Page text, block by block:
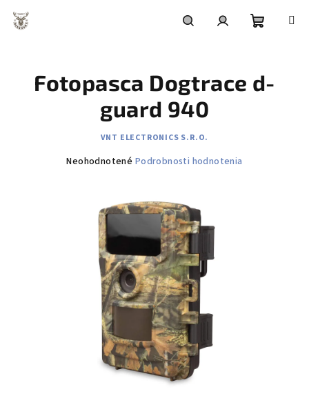
obsah
košík
Fotopasca Dogtrace d-
guard 940
VNT ELECTRONICS S.R.O.
Priemerné
hviezdičiek.
Neohodnotené Podrobnosti hodnotenia